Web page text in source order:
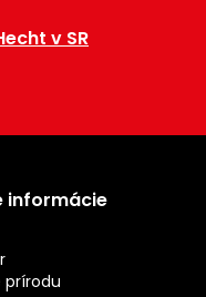
v SR
informácie
prírodu